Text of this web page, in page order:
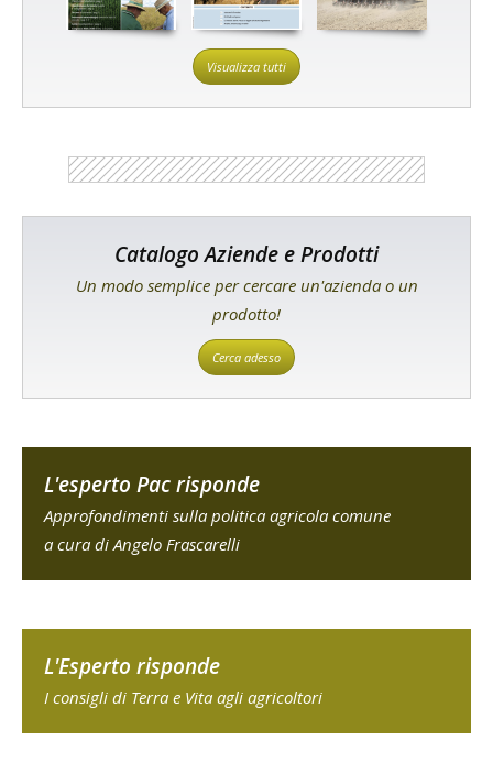
Visualizza tutti
Catalogo Aziende e Prodotti
Un modo semplice per cercare un'azienda o un
prodotto!
Cerca adesso
L'esperto Pac risponde
Approfondimenti sulla politica agricola comune
a cura di Angelo Frascarelli
L'Esperto risponde
I consigli di Terra e Vita agli agricoltori